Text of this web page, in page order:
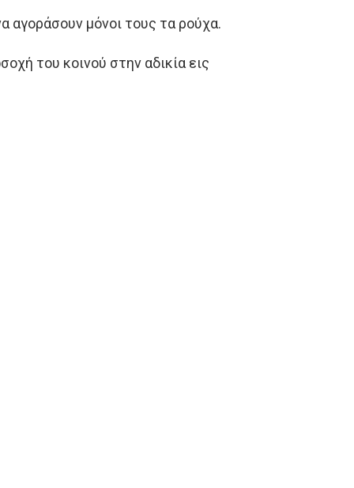
αγοράσουν μόνοι τους τα ρούχα.
του κοινού στην αδικία εις